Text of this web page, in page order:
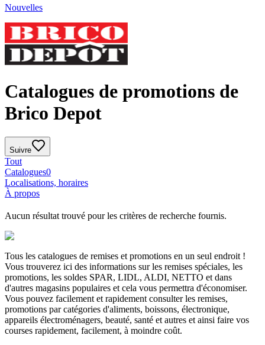
Nouvelles
Catalogues de promotions de
Brico Depot
Suivre
Tout
Catalogues0
Localisations, horaires
À propos
Aucun résultat trouvé pour les critères de recherche fournis.
Tous les catalogues de remises et promotions en un seul endroit !
Vous trouverez ici des informations sur les remises spéciales, les
promotions, les soldes SPAR, LIDL, ALDI, NETTO et dans
d'autres magasins populaires et cela vous permettra d'économiser.
Vous pouvez facilement et rapidement consulter les remises,
promotions par catégories d'aliments, boissons, électronique,
appareils électroménagers, beauté, santé et autres et ainsi faire vos
courses rapidement, facilement, à moindre coût.